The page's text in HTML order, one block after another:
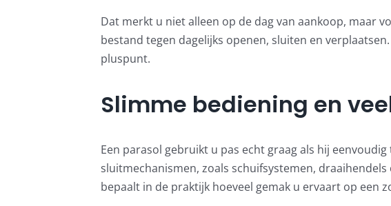
Dat merkt u niet alleen op de dag van aankoop, maar
bestand tegen dagelijks openen, sluiten en
pluspunt.
Slimme bediening en
Een parasol gebruikt u pas echt graag als hij
sluitmechanismen, zoals schuifsystemen,
bepaalt in de praktijk hoeveel gemak u ervaart op een